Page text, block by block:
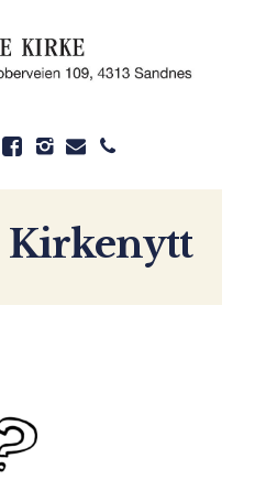
Kirkenytt